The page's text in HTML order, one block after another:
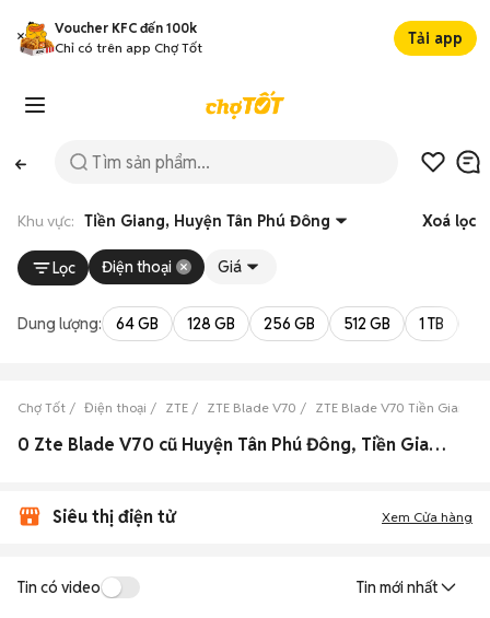
Voucher KFC đến 100k
Chỉ có trên app Chợ Tốt
Tải app
Khu vực: Tiền Giang, Huyện Tân Phú Đông Xoá lọc
Lọc Điện thoại Giá
Dung lượng: 64 GB 128 GB 256 GB 512 GB 1 TB
Chợ Tốt Điện thoại ZTE ZTE Blade V70 ZTE Blade V70 Tiền Giang
0 Zte Blade V70 cũ Huyện Tân Phú Đông, Tiền Giang đẹp
Siêu thị điện tử Xem Cửa hàng
Tin có video Tin mới nhất